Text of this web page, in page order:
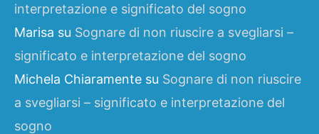
interpretazione e significato del sogno
Marisa su Sognare di non riuscire a svegliarsi –
significato e interpretazione del sogno
Michela Chiaramente su Sognare di non riuscire
a svegliarsi – significato e interpretazione del
sogno